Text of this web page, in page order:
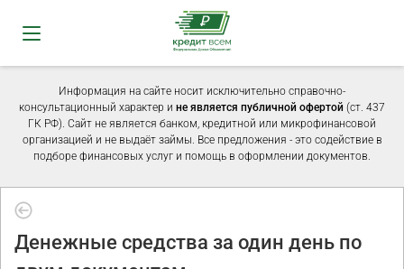
Информация на сайте носит исключительно справочно-
консультационный характер и не является публичной офертой (ст. 437
ГК РФ). Сайт не является банком, кредитной или микрофинансовой
организацией и не выдаёт займы. Все предложения - это содействие в
подборе финансовых услуг и помощь в оформлении документов.
Денежные средства за один день по